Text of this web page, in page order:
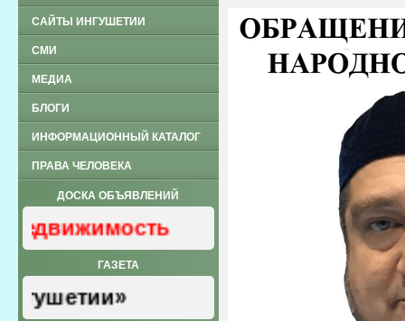
САЙТЫ ИНГУШЕТИИ
СМИ
МЕДИА
БЛОГИ
ИНФОРМАЦИОННЫЙ КАТАЛОГ
ПРАВА ЧЕЛОВЕКА
ДОСКА ОБЪЯВЛЕНИЙ
ГАЗЕТА